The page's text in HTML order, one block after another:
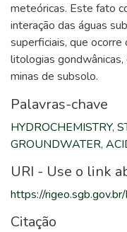
meteóricas. Este fato
interação das águas
superficiais, que
litologias
minas de subsolo.
Palavras-chave
HYDROCHEMISTRY,
GROUNDWATER,
URI - Use o link
https://
Citação